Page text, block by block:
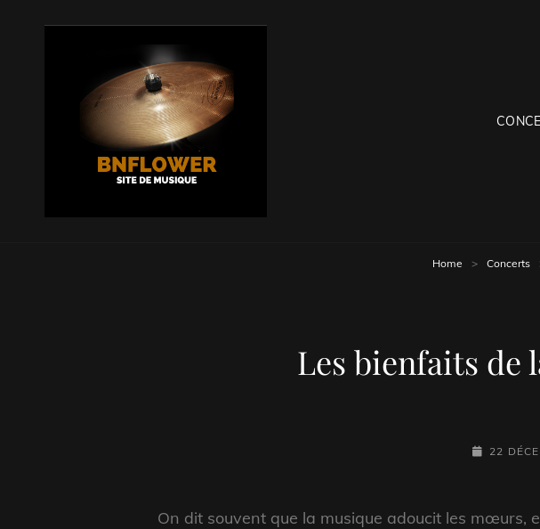
Home > Concerts
Les bienfaits de
POSTED-
22
On dit souvent que la musique adoucit les mœurs,